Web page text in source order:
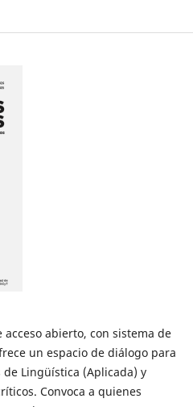
acceso abierto, con sistema de
un espacio de diálogo para
Lingüística (Aplicada) y
Convoca a quienes